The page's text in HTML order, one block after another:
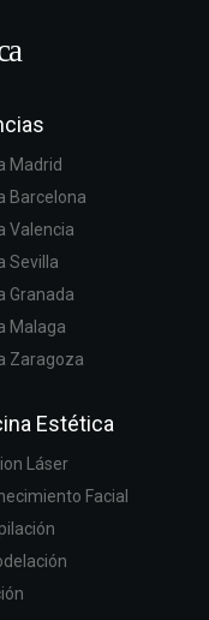
Madrid
Barcelona
Valencia
Sevilla
Granada
Malaga
Zaragoza
Estética
Láser
Facial